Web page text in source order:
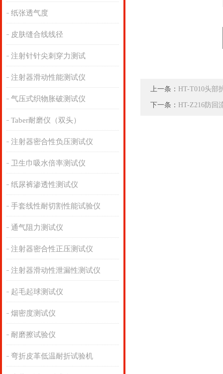
纸张透气度
皮肤缝合线线径
注射针针尖刺穿力测试
注射器滑动性能测试仪
气压式织物胀破测试仪
Taber耐磨仪（双头）
注射器密合性负压测试仪
卫生巾吸水倍率测试仪
纸尿裤渗透性测试仪
手套线性耐切割性能试验仪
通气阻力测试仪
注射器密合性正压测试仪
注射器滑动性泄漏性测试仪
起毛起球测试仪
烟密度测试仪
耐磨擦试验仪
弯折皮革低温耐折试验机
上一条： HT-T010头部
下一条： HT-Z216防回